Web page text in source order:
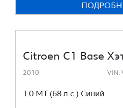
Citroen C1 Base
2010 VIN:
1.0 MT (68 л.с.) Синий